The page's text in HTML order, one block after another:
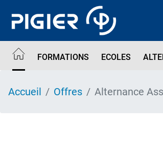
contenu
FORMATIONS ECOLES
Accueil Offres Alternance